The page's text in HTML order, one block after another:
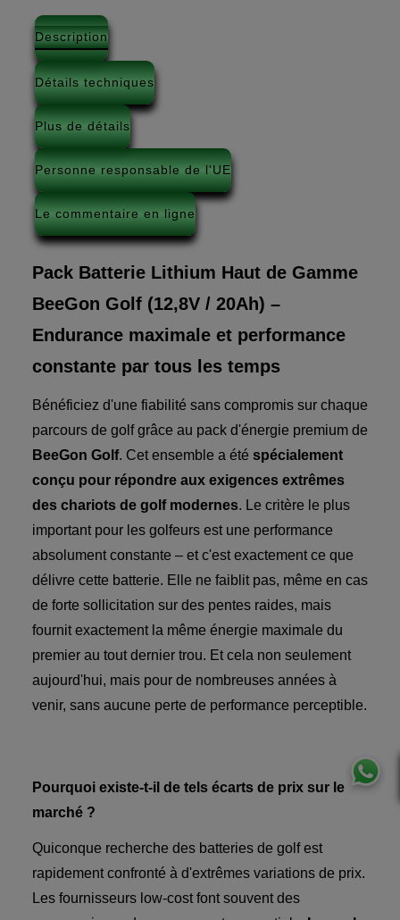
Description
Détails techniques
Plus de détails
Personne responsable de l'UE
Le commentaire en ligne
Pack Batterie Lithium Haut de Gamme
BeeGon Golf (12,8V / 20Ah) –
Endurance maximale et performance
constante par tous les temps
Bénéficiez d'une fiabilité sans compromis sur chaque
parcours de golf grâce au pack d'énergie premium de
BeeGon Golf. Cet ensemble a été spécialement
conçu pour répondre aux exigences extrêmes
des chariots de golf modernes. Le critère le plus
important pour les golfeurs est une performance
absolument constante – et c'est exactement ce que
délivre cette batterie. Elle ne faiblit pas, même en cas
de forte sollicitation sur des pentes raides, mais
fournit exactement la même énergie maximale du
premier au tout dernier trou. Et cela non seulement
aujourd'hui, mais pour de nombreuses années à
venir, sans aucune perte de performance perceptible.
Pourquoi existe-t-il de tels écarts de prix sur le
marché ?
Quiconque recherche des batteries de golf est
rapidement confronté à d'extrêmes variations de prix.
Les fournisseurs low-cost font souvent des